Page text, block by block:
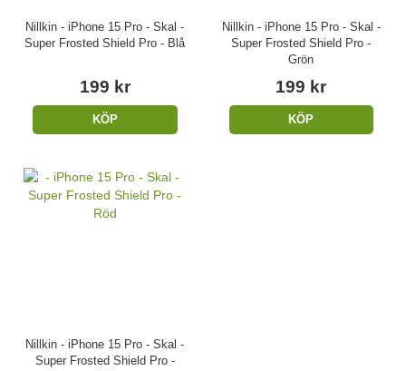
Nillkin - iPhone 15 Pro - Skal -
Super Frosted Shield Pro - Blå
199 kr
KÖP
Nillkin - iPhone 15 Pro - Skal -
Super Frosted Shield Pro -
Grön
199 kr
KÖP
Nillkin - iPhone 15 Pro - Skal -
Super Frosted Shield Pro -